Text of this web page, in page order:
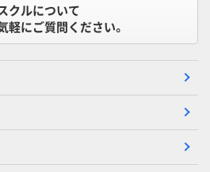
クルについて
軽にご質問ください。